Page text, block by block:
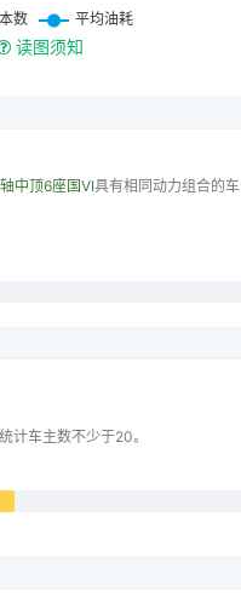
读图须知
中顶6座国VI具有相同动力组合的车
计车主数不少于20。